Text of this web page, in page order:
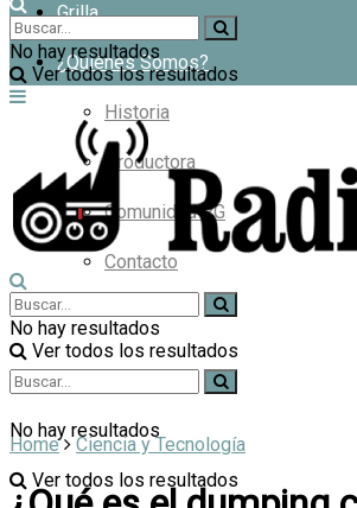
Grilla
¿Quiénes Somos?
Historia
Productora
Comunidad RG
Contacto
No hay resultados
Ver todos los resultados
No hay resultados
Ver todos los resultados
No hay resultados
Ver todos los resultados
Home Ciencia y Tecnología